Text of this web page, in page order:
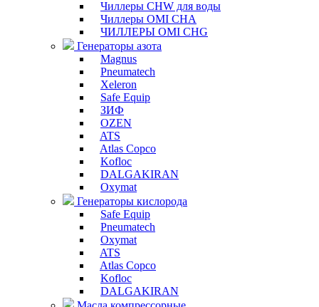
Чиллеры CHW для воды
Чиллеры OMI CHA
ЧИЛЛЕРЫ OMI CHG
Генераторы азота
Magnus
Pneumatech
Xeleron
Safe Equip
ЗИФ
OZEN
ATS
Atlas Copco
Kofloc
DALGAKIRAN
Oxymat
Генераторы кислорода
Safe Equip
Pneumatech
Oxymat
ATS
Atlas Copco
Kofloc
DALGAKIRAN